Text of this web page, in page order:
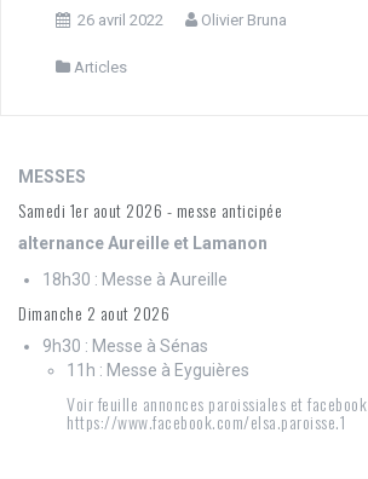
26 avril 2022 Olivier Bruna
Articles
MESSES
Samedi 1er aout 2026 - messe anticipée
alternance Aureille et Lamanon
18h30 : Messe à Aureille
Dimanche 2 aout 2026
9h30 : Messe à Sénas
11h : Messe à Eyguières
Voir feuille annonces paroissiales et facebook
https://www.facebook.com/elsa.paroisse.1